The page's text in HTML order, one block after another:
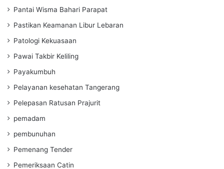
Pantai Wisma Bahari Parapat
Pastikan Keamanan Libur Lebaran
Patologi Kekuasaan
Pawai Takbir Keliling
Payakumbuh
Pelayanan kesehatan Tangerang
Pelepasan Ratusan Prajurit
pemadam
pembunuhan
Pemenang Tender
Pemeriksaan Catin